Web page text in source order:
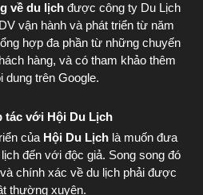
về du lịchđược công ty Du Lịch
vận hành và phát triển từ năm
hợp đa phần từ những chuyến
hàng, và có tham khảo thêm
dung trên Google.
tác với Hội Du Lịch
của Hội Du Lịch là muốn đưa
đến với độc giả. Song song đó
chính xác về du lịch phải được
thường xuyên.